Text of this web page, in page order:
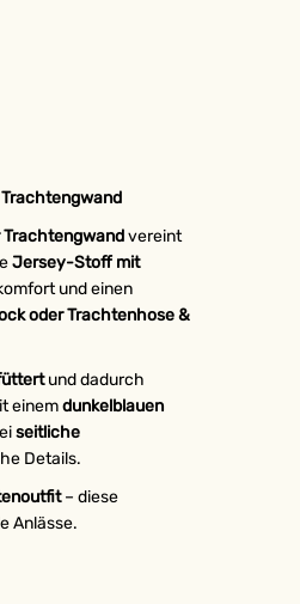
Trachtengwandvereint
Jersey-Stoff mit
und einen
oder Trachtenhose &
und dadurch
einemdunkelblauen
seitliche
Details.
– diese
Anlässe.